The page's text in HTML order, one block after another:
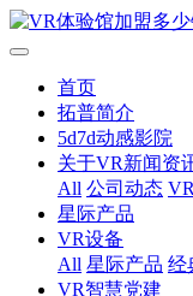
首页
拓普简介
5d7d动感影院
关于VR新闻资
All 公司动态
星际产品
VR设备
All 星际产品 经
VR智慧党建